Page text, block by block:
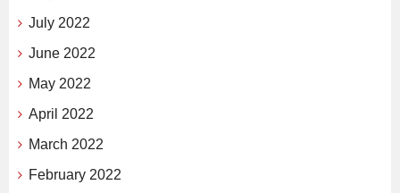
July 2022
June 2022
May 2022
April 2022
March 2022
February 2022